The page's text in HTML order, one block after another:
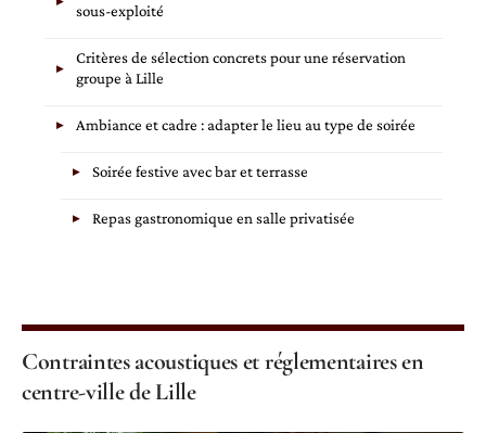
sous-exploité
Critères de sélection concrets pour une réservation
groupe à Lille
Ambiance et cadre : adapter le lieu au type de soirée
Soirée festive avec bar et terrasse
Repas gastronomique en salle privatisée
Contraintes acoustiques et réglementaires en
centre-ville de Lille